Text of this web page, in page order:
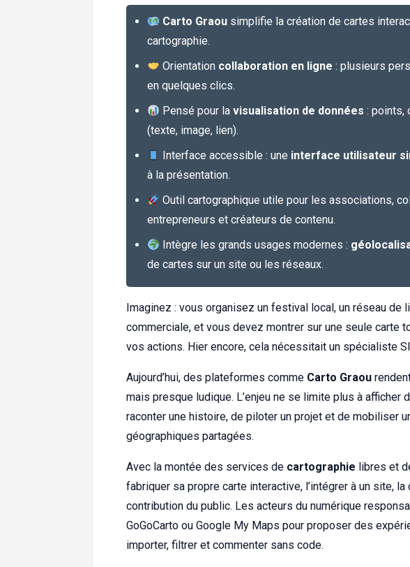
Carto Graou simplifie la création de cartes
cartographie.
Orientation collaboration en ligne : plusieurs
en quelques clics.
Pensé pour lavisualisation de données : points,
(texte, image, lien).
Interface accessible : une interface utilisateur
à la présentation.
Outil cartographique utile pour les associations,
entrepreneurs et créateurs de contenu.
Intègre les grands usages modernes :
de cartes sur un site ou les réseaux.
Imaginez : vous organisez un festival local, un réseau de
commerciale, et vous devez montrer sur une seule carte
vos actions. Hier encore, cela nécessitait un spécialiste
Aujourd’hui, des plateformes comme Carto Graou
mais presque ludique. L’enjeu ne se limite plus à afficher
raconter une histoire, de piloter un projet et de mobiliser
géographiques partagées.
Avec la montée des services de cartographie libres et
fabriquer sa propre carte interactive, l’intégrer à un site,
contribution du public. Les acteurs du numérique
GoGoCarto ou Google My Maps pour proposer des
importer, filtrer et commenter sans code.